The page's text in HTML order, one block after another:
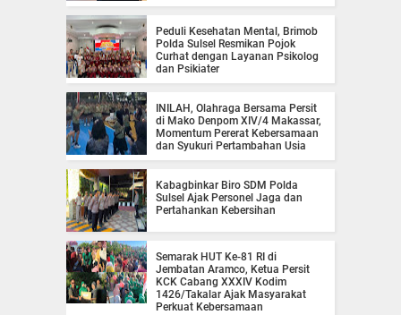
Peduli Kesehatan Mental, Brimob
Polda Sulsel Resmikan Pojok
Curhat dengan Layanan Psikolog
dan Psikiater
INILAH, Olahraga Bersama Persit
di Mako Denpom XIV/4 Makassar,
Momentum Pererat Kebersamaan
dan Syukuri Pertambahan Usia
Kabagbinkar Biro SDM Polda
Sulsel Ajak Personel Jaga dan
Pertahankan Kebersihan
Semarak HUT Ke-81 RI di
Jembatan Aramco, Ketua Persit
KCK Cabang XXXIV Kodim
1426/Takalar Ajak Masyarakat
Perkuat Kebersamaan